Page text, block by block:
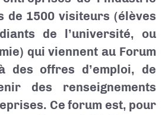
de 1500 visiteurs (élèves
de l’université, ou
qui viennent au Forum
des offres d’emploi, de
des renseignements
​Ce forum est, pour